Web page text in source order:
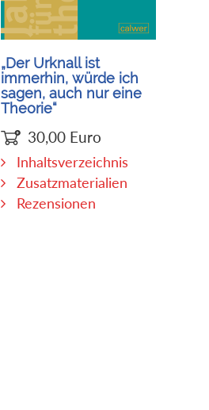
„Der Urknall ist
immerhin, würde ich
sagen, auch nur eine
Theorie“
30,00 Euro
Inhaltsverzeichnis
Zusatzmaterialien
Rezensionen